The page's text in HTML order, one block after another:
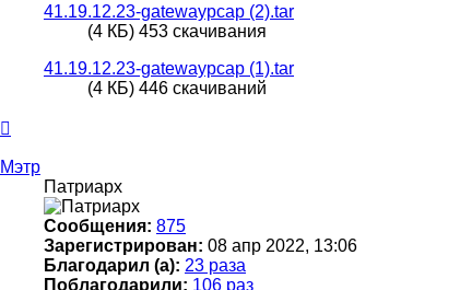
41.19.12.23-gatewaypcap (2).tar
(4 КБ) 453 скачивания
41.19.12.23-gatewaypcap (1).tar
(4 КБ) 446 скачиваний
началу
Мэтр
Патриарх
Сообщения: 875
Зарегистрирован: 08 апр 2022, 13:06
Благодарил (а): 23 раза
Поблагодарили: 106 раз